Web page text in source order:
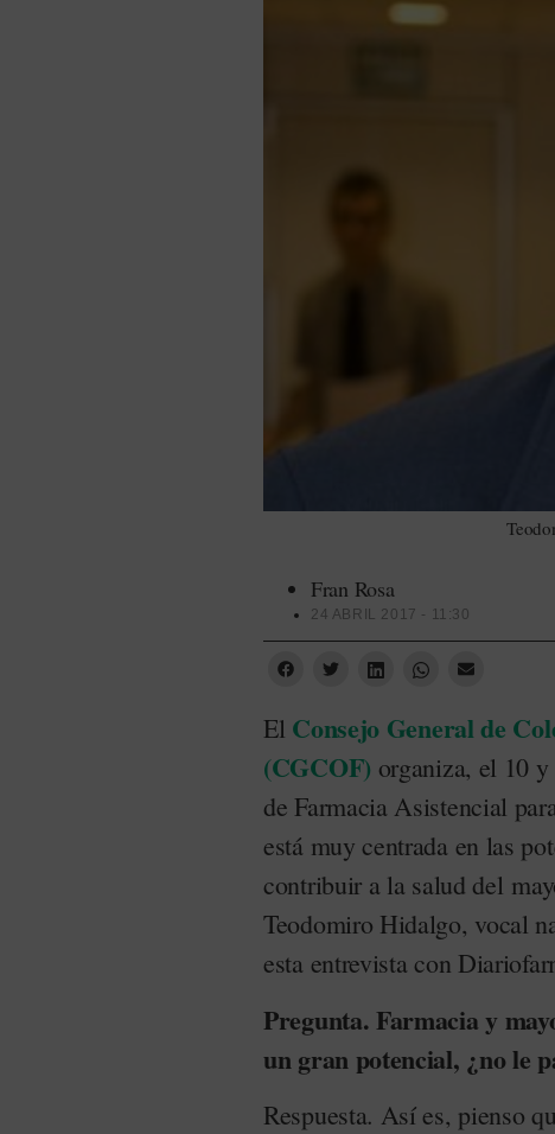
Fran Rosa
24 ABRIL 2017 - 11:30
El Consejo General de
(CGCOF) organiza, el 10
de Farmacia Asistencial
está muy centrada en las
contribuir a la salud del
Teodomiro Hidalgo, vocal
esta entrevista con
Pregunta. Farmacia y
un gran potencial, ¿no le
Respuesta. Así es, pienso